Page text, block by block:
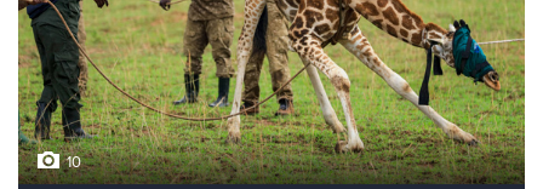
10